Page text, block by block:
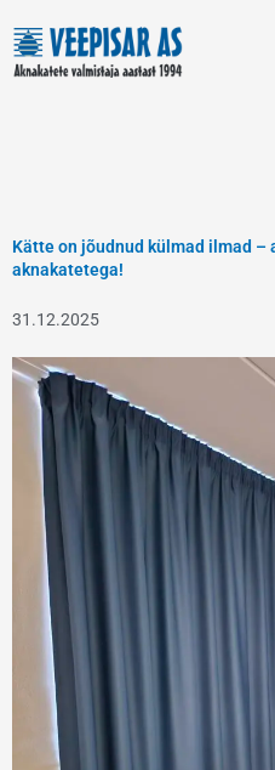
to
content
Kätte on jõudnud külmad ilmad –
aknakatetega!
31.12.2025